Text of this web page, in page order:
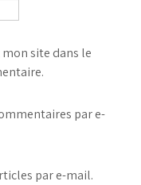
site dans le
par e-
par e-mail.